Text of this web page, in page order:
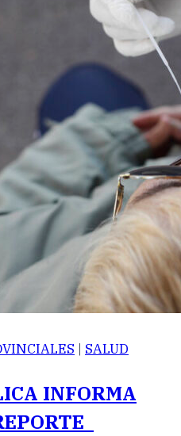
| SALUD
INFORMA